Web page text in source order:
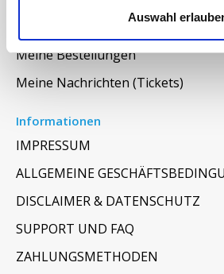
Auswahl
Kundenkonto anlegen
Meine Bestellungen
Meine Nachrichten (Tickets)
Informationen
IMPRESSUM
ALLGEMEINE
DISCLAIMER & DATENSCHUTZ
SUPPORT UND FAQ
ZAHLUNGSMETHODEN